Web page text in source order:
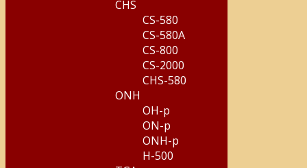
CHS
CS-580
CS-580A
CS-800
CS-2000
CHS-580
ONH
OH-p
ON-p
ONH-p
H-500